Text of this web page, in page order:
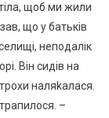
щоб ми жили
що у батьків
неподалік
Він сидів на
наляkалася.
–